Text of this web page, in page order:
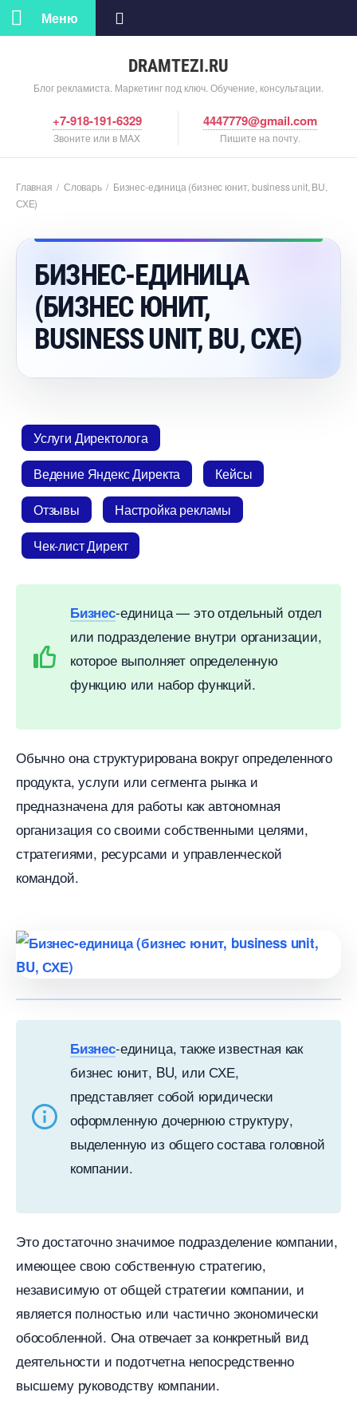
DRAMTEZI.RU
Блог рекламиста. Маркетинг под ключ. Обучение, консультации.
Меню
+7-918-191-6329
Звоните или в MAX
4447779@gmail.com
Пишите на почту.
Главная / Словарь/ Бизнес-единица (бизнес юнит, business unit, BU,
СХЕ)
БИЗНЕС-ЕДИНИЦА
(БИЗНЕС ЮНИТ,
BUSINESS UNIT, BU, СХЕ)
Услуги Директолога
едение Яндекс Директа
Кейсы
Отзывы
Настройка рекламы
Чек-лист Директ
Бизнес-единица — это отдельный отдел
или подразделение внутри организации,
которое выполняет определенную
функцию или набор функций.
Обычно она структурирована вокруг определенного
продукта, услуги или сегмента рынка и
предназначена для работы как автономная
организация со своими собственными целями,
стратегиями, ресурсами и управленческой
командой.
Бизнес-единица, также известная как
изнес юнит, BU, или СХЕ,
представляет собой юридически
оформленную дочернюю структуру,
ыделенную из общего состава головной
компании.
Это достаточно значимое подразделение компании,
имеющее свою собственную стратегию,
независимую от общей стратегии компании, и
является полностью или частично экономически
обособленной. Она отвечает за конкретный вид
деятельности и подотчетна непосредственно
ысшему руководству компании.